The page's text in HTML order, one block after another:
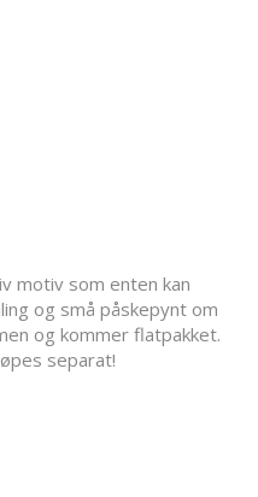
motiv som enten kan
og små påskepynt om
og kommer flatpakket.
separat!